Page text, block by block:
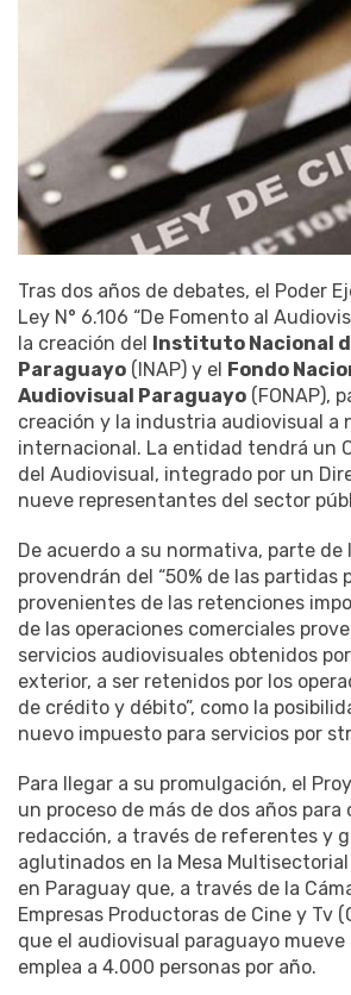
Tras dos años de debates, el Poder
Ley N° 6.106 “De Fomento al
la creación del Instituto Nacional
Paraguayo (INAP) y el Fondo
Audiovisual Paraguayo (FONAP),
creación y la industria audiovisual a
internacional. La entidad tendrá un
del Audiovisual, integrado por un
nueve representantes del sector
De acuerdo a su normativa, parte de
provendrán del “50% de las partidas
provenientes de las retenciones
de las operaciones comerciales
servicios audiovisuales obtenidos
exterior, a ser retenidos por los
de crédito y débito”, como la
nuevo impuesto para servicios por
Para llegar a su promulgación, el
un proceso de más de dos años para
redacción, a través de referentes y
aglutinados en la Mesa
en Paraguay que, a través de la
Empresas Productoras de Cine y Tv
que el audiovisual paraguayo mueve
emplea a 4.000 personas por año.